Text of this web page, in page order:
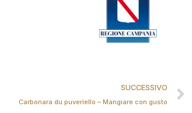
SUCCESSIVO
Carbonara du puveriello – Mangiare con gusto